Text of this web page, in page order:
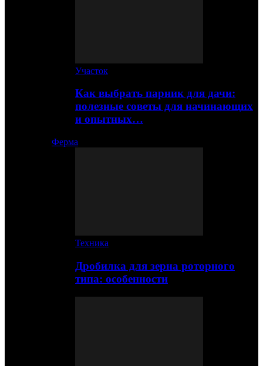
Участок
Как выбрать парник для дачи:
полезные советы для начинающих
и опытных…
Ферма
Техника
Дробилка для зерна роторного
типа: особенности